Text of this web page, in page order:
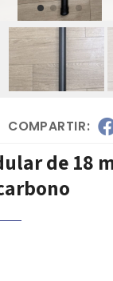
COMPARTIR:
de 18